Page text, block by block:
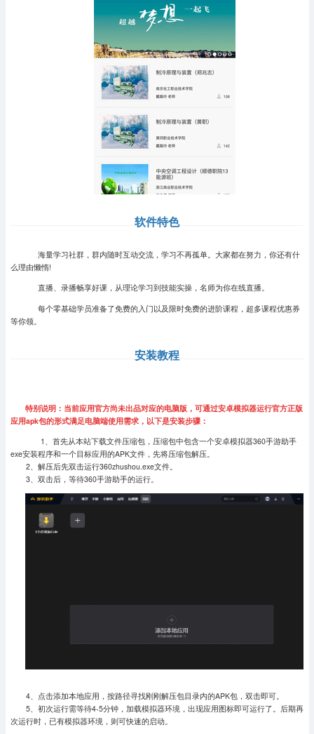
软件特色
海量学习社群，群内随时互动交流，学习不再孤单。大家都在努力，你还有什
么理由懒惰!
直播、录播畅享好课，从理论学习到技能实操，名师为你在线直播。
每个零基础学员准备了免费的入门以及限时免费的进阶课程，超多课程优惠券
等你领。
安装教程
特别说明：当前应用官方尚未出品对应的电脑版，可通过安卓模拟器运行官方正版
应用apk包的形式满足电脑端使用需求，以下是安装步骤：
1、首先从本站下载文件压缩包，压缩包中包含一个安卓模拟器360手游助手
exe安装程序和一个目标应用的APK文件，先将压缩包解压。
2、解压后先双击运行360zhushou.exe文件。
3、双击后，等待360手游助手的运行。
4、点击添加本地应用，按路径寻找刚刚解压包目录内的APK包，双击即可。
5、初次运行需等待4-5分钟，加载模拟器环境，出现应用图标即可运行了。
后期再
次运行时，已有模拟器环境，则可快速的启动。